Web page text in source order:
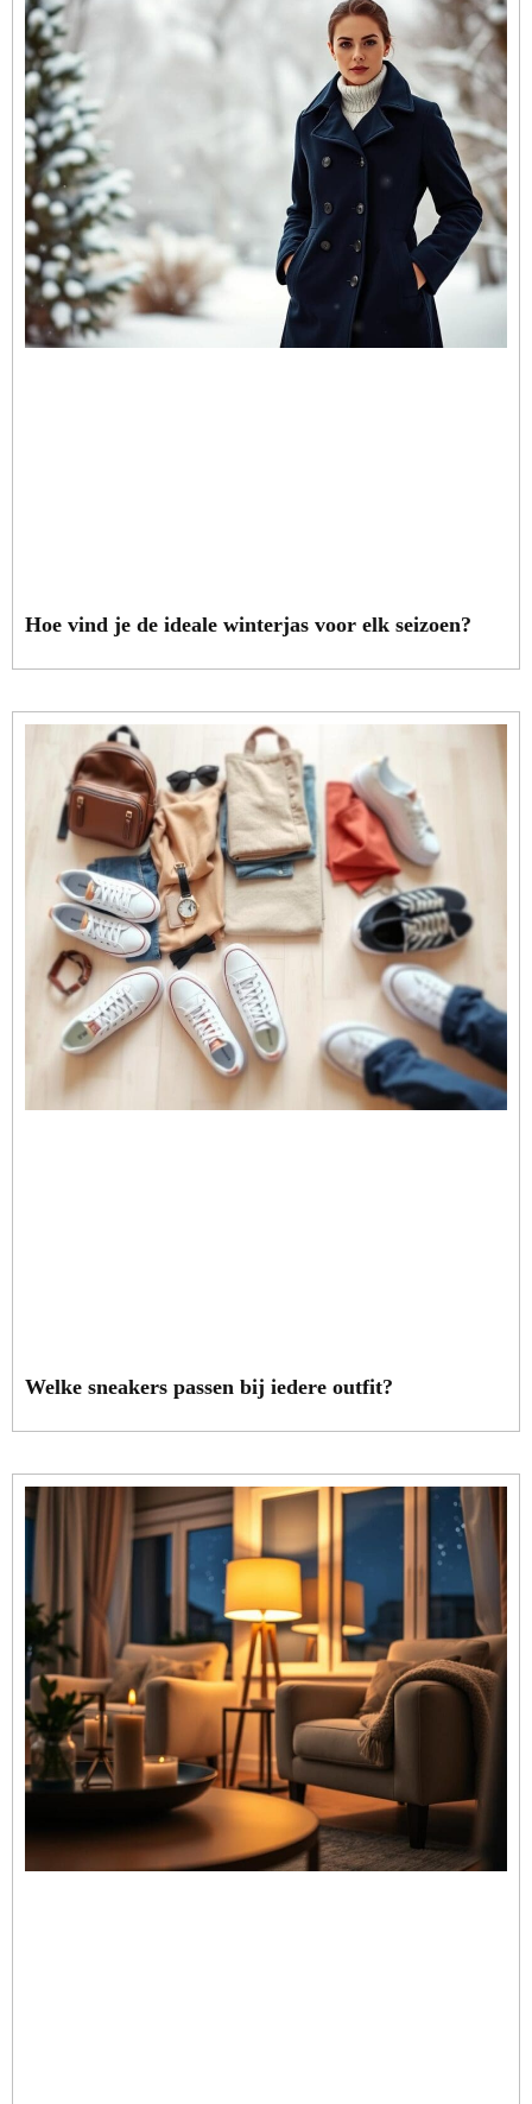
Hoe vind je de ideale winterjas voor elk seizoen?
Welke sneakers passen bij iedere outfit?